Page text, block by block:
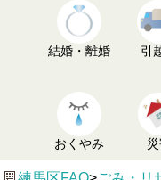
結婚・離婚 引
おくやみ